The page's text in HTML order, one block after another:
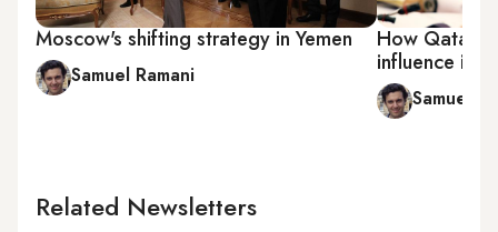
Moscow's shifting strategy in Yemen
Samuel Ramani
How Qatar
influence in
Samuel
Related Newsletters